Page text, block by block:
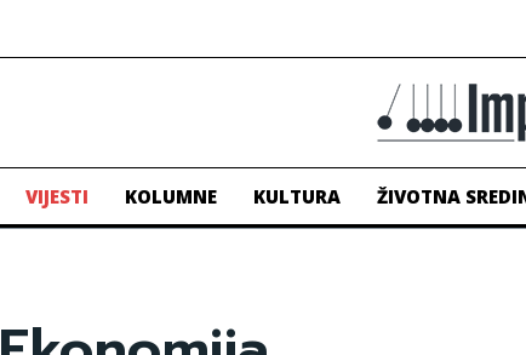
VIJESTI KOLUMNE KULTURA ŽIVOTNA